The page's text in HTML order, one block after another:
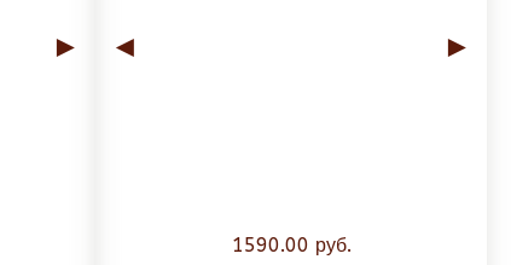
► ◄ ►
1590.00 руб.